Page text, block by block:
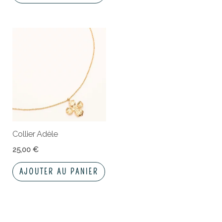
Collier Adèle
25,00€
AJOUTER AU PANIER